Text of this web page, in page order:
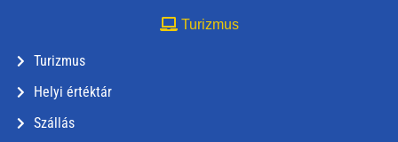
Turizmus
Turizmus
Helyi értéktár
Szállás